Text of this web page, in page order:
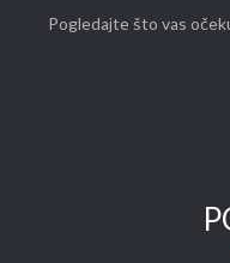
Pogledajte što vas